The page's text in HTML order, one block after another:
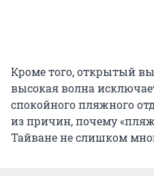
Кроме того, открытый
высокая волна
спокойного пляжного
из причин, почему
Тайване не слишком